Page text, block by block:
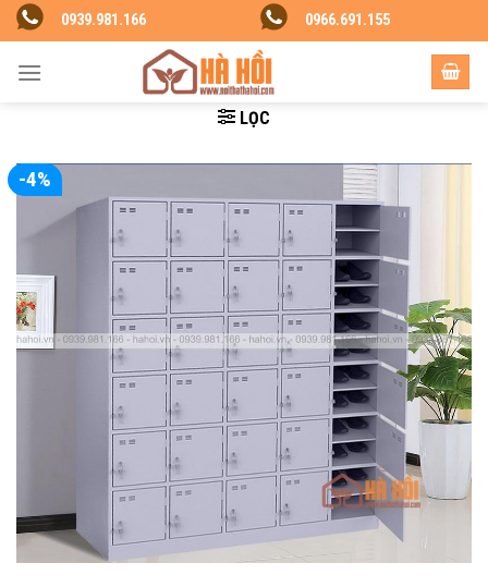
Skip
to
content
0939.981.166 0966.691.155
LỌC
-4%